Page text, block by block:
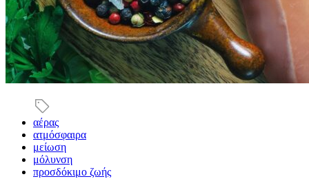
αέρας
ατμόσφαιρα
μείωση
μόλυνση
προσδόκιμο ζωής